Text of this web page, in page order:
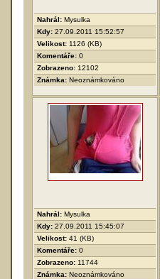
Nahrál: Mysulka
Kdy: 27.09.2011 15:52:57
Velikost: 1126 (KB)
Komentáře: 0
Zobrazeno: 12102
Známka: Neoznámkováno
Nahrál: Mysulka
Kdy: 27.09.2011 15:45:07
Velikost: 41 (KB)
Komentáře: 0
Zobrazeno: 11744
Známka: Neoznámkováno